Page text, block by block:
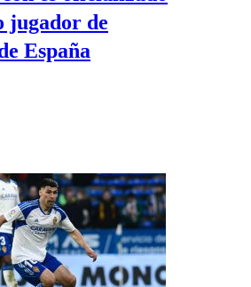
jugador de
España